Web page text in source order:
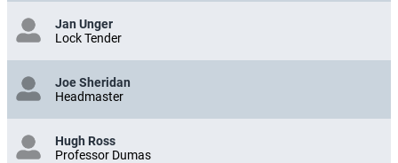
Jan Unger
Lock Tender
Joe Sheridan
Headmaster
Hugh Ross
Professor Dumas